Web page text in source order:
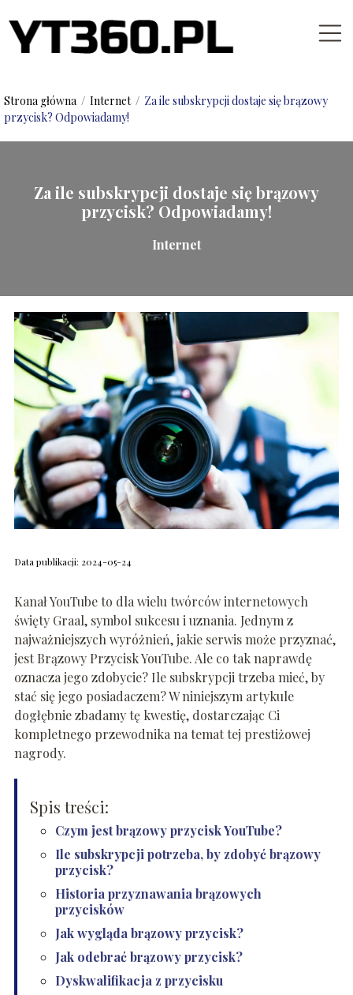
Strona główna / Internet / Za ile subskrypcji dostaje się brązowy
przycisk? Odpowiadamy!
Za ile subskrypcji dostaje się brązowy
przycisk? Odpowiadamy!
Internet
Data publikacji: 2024-05-24
Kanał YouTube to dla wielu twórców internetowych
święty Graal, symbol sukcesu i uznania. Jednym z
najważniejszych wyróżnień, jakie serwis może przyznać,
jest Brązowy Przycisk YouTube. Ale co tak naprawdę
oznacza jego zdobycie? Ile subskrypcji trzeba mieć, by
stać się jego posiadaczem? W niniejszym artykule
dogłębnie zbadamy tę kwestię, dostarczając Ci
kompletnego przewodnika na temat tej prestiżowej
nagrody.
Spis treści:
Czym jest brązowy przycisk YouTube?
Ile subskrypcji potrzeba, by zdobyć brązowy
przycisk?
Historia przyznawania brązowych
przycisków
Jak wygląda brązowy przycisk?
Jak odebrać brązowy przycisk?
Dyskwalifikacja z przycisku